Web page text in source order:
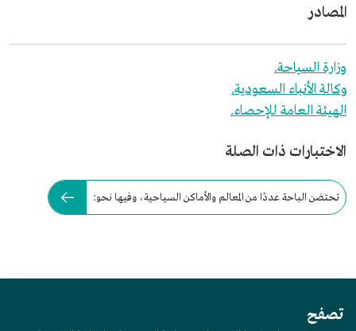
المصادر
وزارة السياحة.
وكالة الأنباء السعودية.
الهيئة العامة للإحصاء.
الاختبارات ذات الصلة
تحتضن الباحة عددًا من المعالم والأماكن السياحية، وفيها نحو:
تصفح